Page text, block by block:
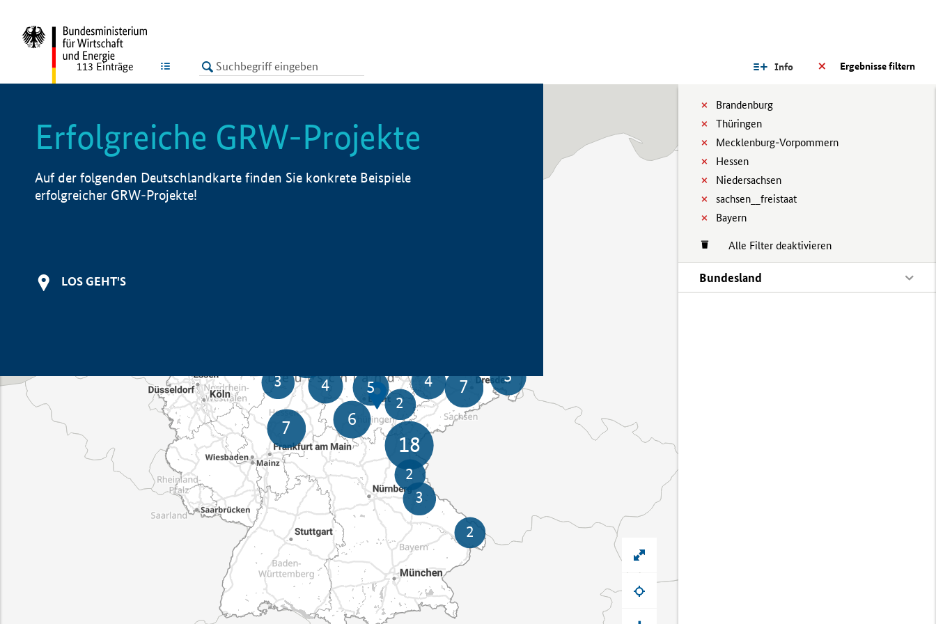
LISTE Ergebnisse filtern
Info
Brandenburg
Thüringen
Mecklenburg-Vorpommern
Hessen
Niedersachsen
sachsen__freistaat
Bayern
Alle Filter deaktivieren
Bundesland
113 Einträge
Erfolgreiche GRW-Projekte
Auf der folgenden Deutschlandkarte finden Sie konkrete Beispiele
erfolgreicher GRW-Projekte!
LOS GEHT'S